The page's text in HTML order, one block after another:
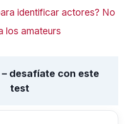
identificar actores? No
los amateurs
desafíate con este
test